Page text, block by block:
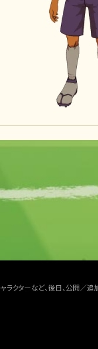
ラクターなど、後日、公開／追